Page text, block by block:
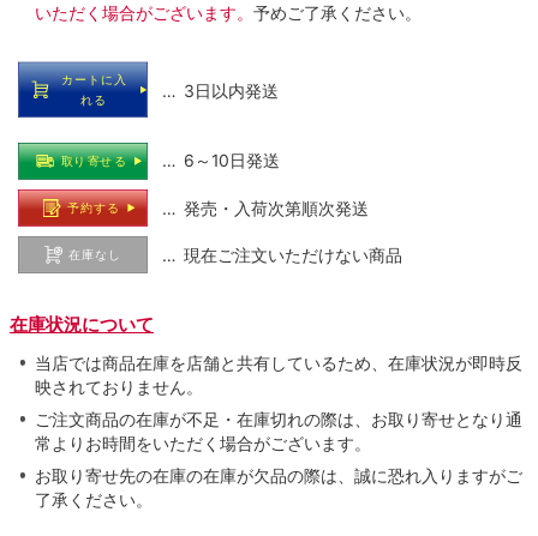
いただく場合がございます。 予めご了承ください。
カートに入
れる
… 3日以内発送
取り寄せる … 6～10日発送
予約する … 発売・入荷次第順次発送
在庫なし … 現在ご注文いただけない商品
在庫状況について
当店では商品在庫を店舗と共有しているため、在庫状況が即時反
映されておりません。
ご注文商品の在庫が不足・在庫切れの際は、お取り寄せとなり通
常よりお時間をいただく場合がございます。
お取り寄せ先の在庫の在庫が欠品の際は、誠に恐れ入りますがご
了承ください。